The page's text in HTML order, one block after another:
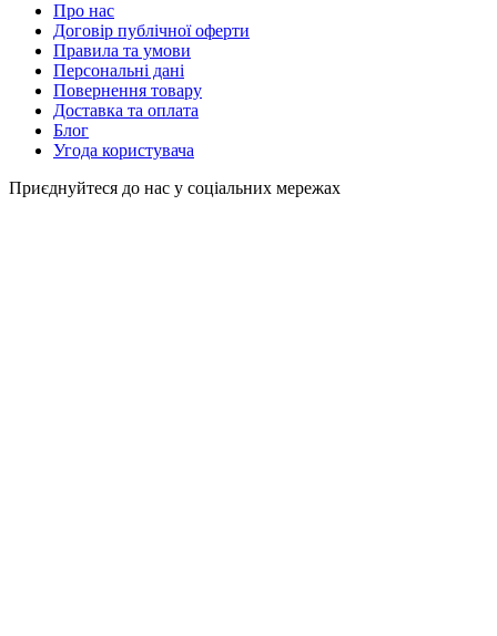
Про нас
Договір публічної оферти
Правила та умови
Персональні дані
Повернення товару
Доставка та оплата
Блог
Угода користувача
Приєднуйтеся до нас у соціальних мережах